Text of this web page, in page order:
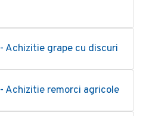
Achizitie grape cu discuri
Achizitie remorci agricole